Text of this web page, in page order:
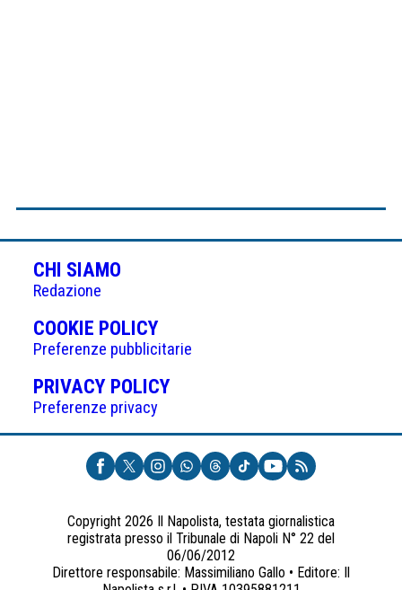
CHI SIAMO
Redazione
COOKIE POLICY(APRE
IN
UNA
NUOVA
Preferenze pubblicitarie
PRIVACY POLICY(APRE
UNA
NUOVA
SCHEDA)
Preferenze privacy
Copyright 2026 Il Napolista, testata giornalistica
registrata presso il Tribunale di Napoli N° 22 del
06/06/2012
Direttore responsabile: Massimiliano Gallo • Editore: Il